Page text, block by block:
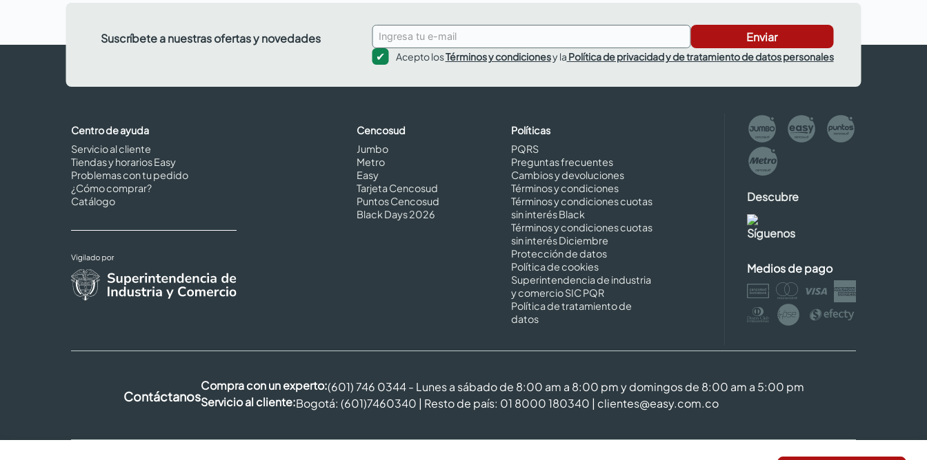
Suscríbete a nuestras ofertas y novedades Enviar
Acepto losTérminos y condicionesy la Política de privacidad y de tratamiento de datos personales
Centro de ayuda
Servicio al cliente
Tiendas y horarios Easy
Problemas con tu pedido
¿Cómo comprar?
Catálogo
Cencosud
Jumbo
Metro
Easy
Tarjeta Cencosud
Puntos Cencosud
Black Days 2026
Políticas
PQRS
Preguntas frecuentes
Cambios y devoluciones
Términos y condiciones
Términos y condiciones cuotas
sin interés Black
Términos y condiciones cuotas
sin interés Diciembre
Protección de datos
Política de cookies
Superintendencia de industria
y comercio SIC PQR
Política de tratamiento de
datos
Descubre
Síguenos
Medios de pago
Contáctanos
Compra con un experto:(601) 746 0344 - Lunes a sábado de 8:00 am a 8:00 pm y domingos de 8:00 am a 5:00 pm
Servicio al cliente:Bogotá: (601)7460340 | Resto de país: 01 8000 180340 | clientes@easy.com.co